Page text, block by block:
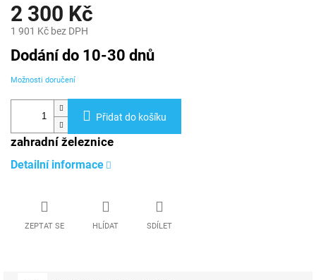
2 300 Kč
1 901 Kč bez DPH
Měrná
cena:
Dodání do 10-30 dnů
Možnosti doručení
Přidat do košíku
zahradní železnice
Detailní informace
ZEPTAT SE HLÍDAT SDÍLET